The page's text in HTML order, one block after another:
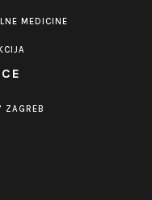
MEDICINE
ZAGREB